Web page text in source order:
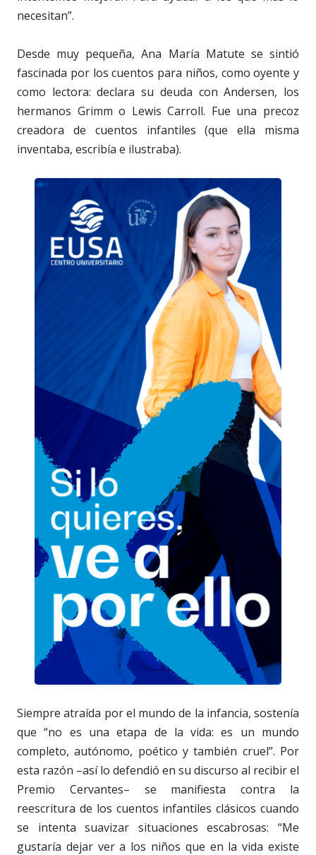
necesitan”.
Desde muy pequeña, Ana María Matute se sintió
fascinada por los cuentos para niños, como oyente y
como lectora: declara su deuda con Andersen, los
hermanos Grimm o Lewis Carroll. Fue una precoz
creadora de cuentos infantiles (que ella misma
inventaba, escribía e ilustraba).
Siempre atraída por el mundo de la infancia, sostenía
que “no es una etapa de la vida: es un mundo
completo, autónomo, poético y también cruel”. Por
esta razón –así lo defendió en su discurso al recibir el
Premio Cervantes– se manifiesta contra la
reescritura de los cuentos infantiles clásicos cuando
se intenta suavizar situaciones escabrosas: “Me
gustaría dejar ver a los niños que en la vida existe